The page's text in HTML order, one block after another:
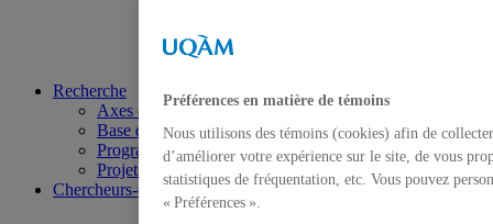
Recherche
Axes de recherche
Base de données
Programmation scientifique
Projets ciblés
Chercheurs-euses
Préférences en matière de témoins
Nous utilisons des témoins (cookies) afin de
d’améliorer votre expérience sur le site, de vous
statistiques de fréquentation, etc. Vous pouvez
« Préférences ».